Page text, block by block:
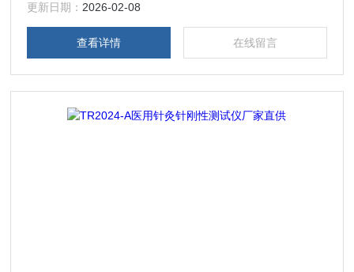
更新日期： 2026-02-08
查看详情 在线留言